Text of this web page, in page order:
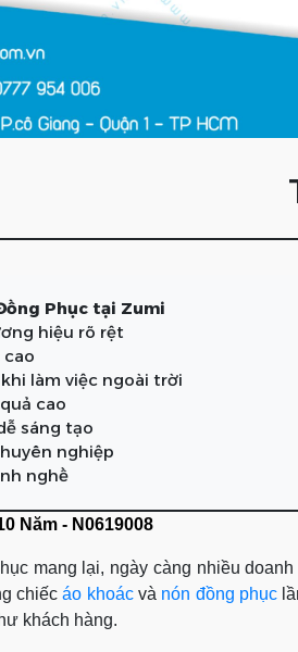
Phục tại Zumi
hiệu rõ rệt
cao
làm việc ngoài trời
cao
sáng tạo
nghiệp
nghề
Năm - N0619008
mang lại, ngày càng nhiều
chiếcáo khoácvà nón đồng phục
khách hàng.